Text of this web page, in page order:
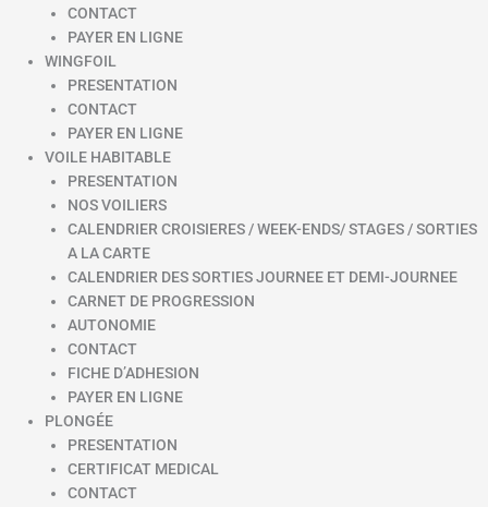
CONTACT
PAYER EN LIGNE
WINGFOIL
PRESENTATION
CONTACT
PAYER EN LIGNE
VOILE HABITABLE
PRESENTATION
NOS VOILIERS
CALENDRIER CROISIERES / WEEK-ENDS/ STAGES / SORTIES
A LA CARTE
CALENDRIER DES SORTIES JOURNEE ET DEMI-JOURNEE
CARNET DE PROGRESSION
AUTONOMIE
CONTACT
FICHE D’ADHESION
PAYER EN LIGNE
PLONGÉE
PRESENTATION
CERTIFICAT MEDICAL
CONTACT